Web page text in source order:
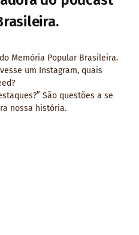
Memória Popular Brasileira.
um Instagram, quais
São questões a se
nossa história.